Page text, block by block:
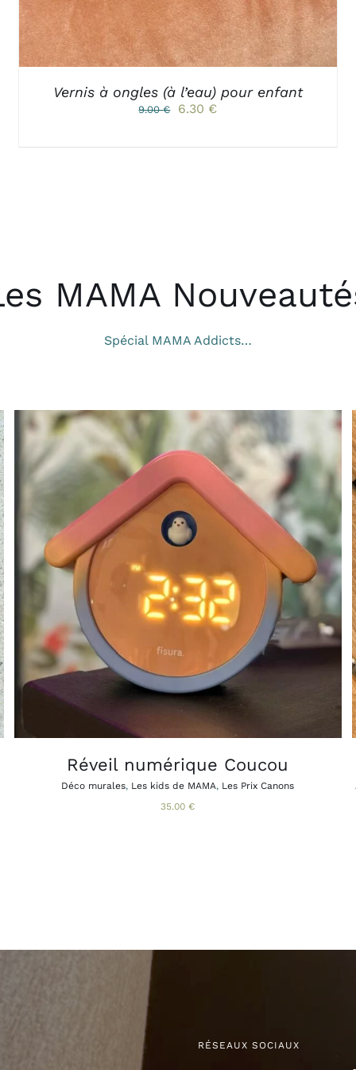
PEUVENT
ÊTRE
CHOISIES
SUR
PAGE
DU
Vernis à ongles (à l’eau) pour enfant
9.00€
Le
6.30 €Le
MAMA
Spécial MAMA Addicts…
AJOUTER AU PANIER / APERÇU
Réveil numérique Coucou
Déco murales, Les kids de MAMA, Les Prix Canons
35.00 €
RÉSEAUX SOCIAUX